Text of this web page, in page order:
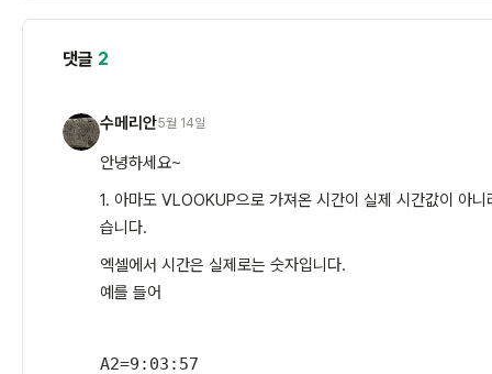
댓글 2
수 수메리안5월 14일
안녕하세요~
1. 아마도 VLOOKUP으로 가져온 시간이 실제 시간값이 아
습니다.
엑셀에서 시간은 실제로는 숫자입니다.
예를 들어
A2=9:03:57